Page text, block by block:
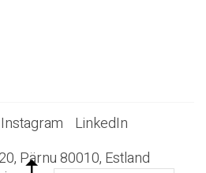
Instagram
LinkedIn
Pärnu 80010, Estland